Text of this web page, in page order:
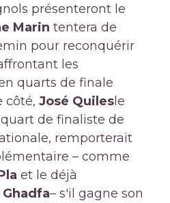
présenteront le
Marin tentera de
pour reconquérir
les
quarts de finale
côté, José Quilesle
de finaliste de
remporterait
– comme
et le déjà
– s'il gagne son